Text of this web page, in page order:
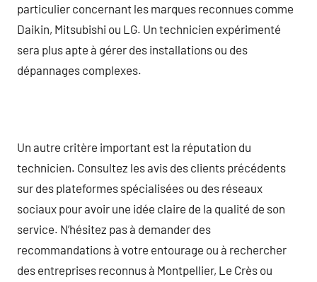
particulier concernant les marques reconnues comme
Daikin, Mitsubishi ou LG. Un technicien expérimenté
sera plus apte à gérer des installations ou des
dépannages complexes.
Un autre critère important est la réputation du
technicien. Consultez les avis des clients précédents
sur des plateformes spécialisées ou des réseaux
sociaux pour avoir une idée claire de la qualité de son
service. N’hésitez pas à demander des
recommandations à votre entourage ou à rechercher
des entreprises reconnus à Montpellier, Le Crès ou